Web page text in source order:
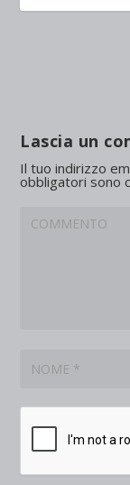
Lascia un
Il tuo indirizzo
obbligatori sono